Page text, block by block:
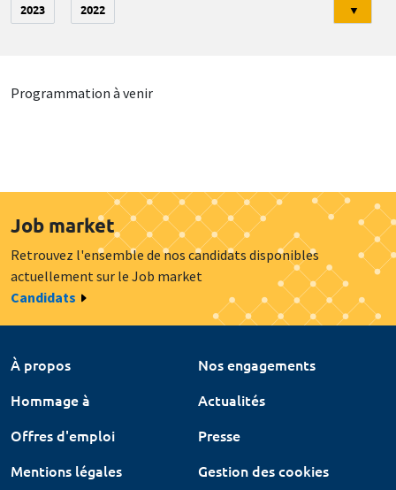
2023 2022 ▼
Programmation à venir
Job market
Retrouvez l'ensemble de nos candidats disponibles
actuellement sur le Job market
Candidats
À propos
Nos engagements
Hommage à
Actualités
Offres d'emploi
Presse
Mentions légales
Gestion des cookies